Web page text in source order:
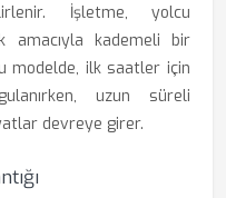
İşletme, yolcu
amacıyla kademeli bir
modelde, ilk saatler için
uzun süreli
devreye girer.